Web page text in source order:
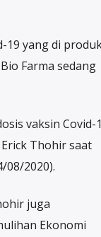
19 yang di
Farma sedang
vaksin Covid-
Thohir saat
08/2020).
juga
Ekonomi